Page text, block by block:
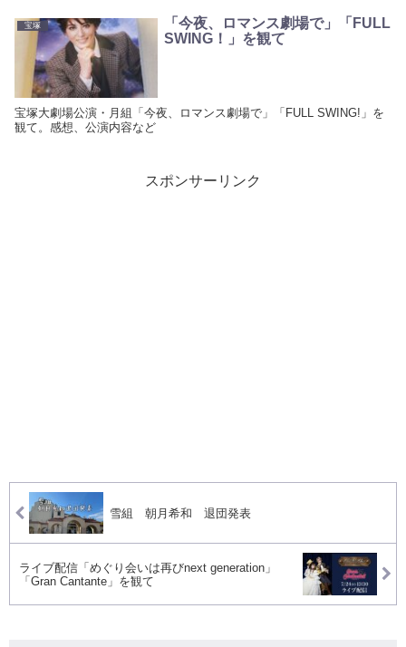
宝塚
「今夜、ロマンス劇場で」「FULL
SWING！」を観て
宝塚大劇場公演・月組「今夜、ロマンス劇場で」「FULL SWING!」を
観て。感想、公演内容など
スポンサーリンク
雪組 朝月希和 退団発表
ライブ配信「めぐり会いは再びnext generation」
「Gran Cantante」を観て